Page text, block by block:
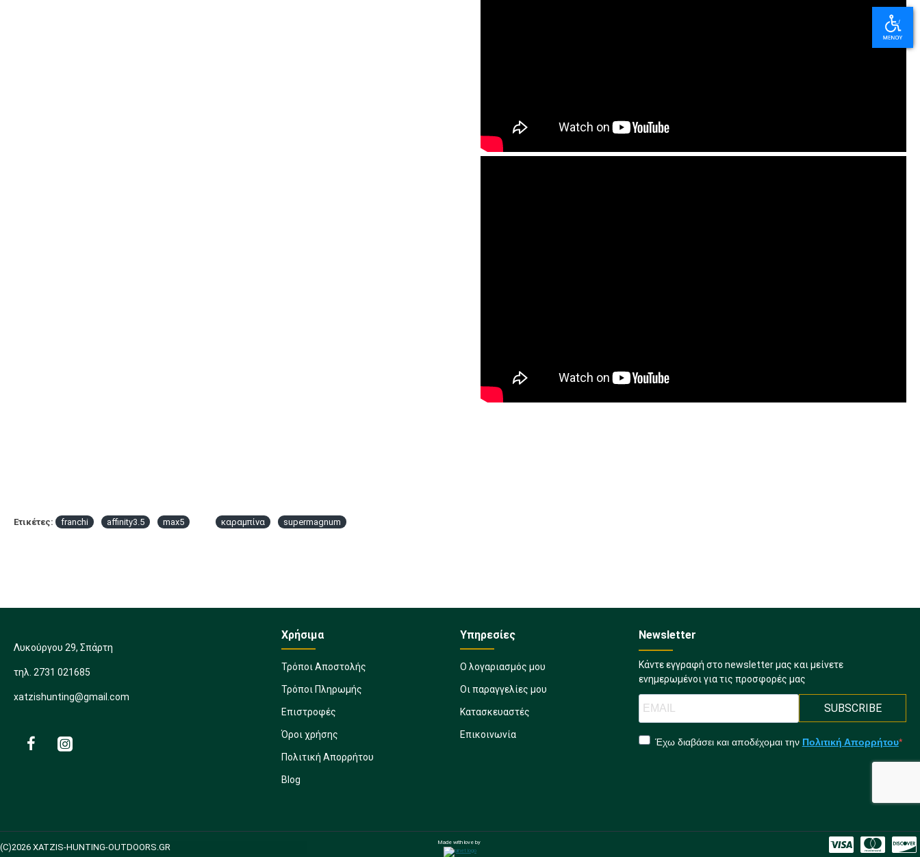
Ετικέτες: franchi affinity3.5 max5 καραμπίνα supermagnum
Λυκούργου 29, Σπάρτη
τηλ. 2731 021685
xatzishunting@gmail.com
Χρήσιμα
Τρόποι Αποστολής
Τρόποι Πληρωμής
Επιστροφές
Όροι χρήσης
Πολιτική Απορρήτου
Blog
Υπηρεσίες
Ο λογαριασμός μου
Οι παραγγελίες μου
Κατασκευαστές
Επικοινωνία
Newsletter
Κάντε εγγραφή στο newsletter μας και μείνετε
ενημερωμένοι για τις προσφορές μας
SUBSCRIBE
Έχω διαβάσει και αποδέχομαι την Πολιτική Απορρήτου
(C)2026 XATZIS-HUNTING-OUTDOORS.GR Made with love by